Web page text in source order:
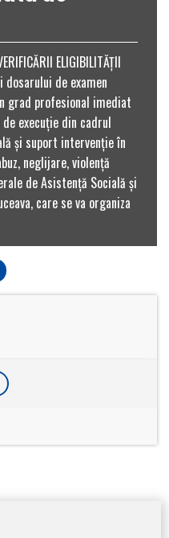
ELIGIBILITĂȚII
dosarului de examen
grad profesional imediat
execuție din cadrul
și suport intervenţie în
neglijare, violență
de Asistență Socială și
care se va organiza